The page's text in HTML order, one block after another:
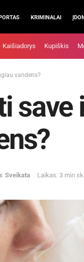
KRIMINALAI
Kaišiadorys Kupiškis
vandens?
Sveikata Laikas: 3 min